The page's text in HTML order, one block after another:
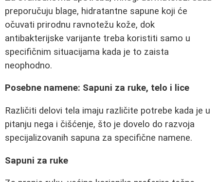
preporučuju blage, hidratantne sapune koji će
očuvati prirodnu ravnotežu kože, dok
antibakterijske varijante treba koristiti samo u
specifičnim situacijama kada je to zaista
neophodno.
Posebne namene: Sapuni za ruke, telo i lice
Različiti delovi tela imaju različite potrebe kada je u
pitanju nega i čišćenje, što je dovelo do razvoja
specijalizovanih sapuna za specifične namene.
Sapuni za ruke